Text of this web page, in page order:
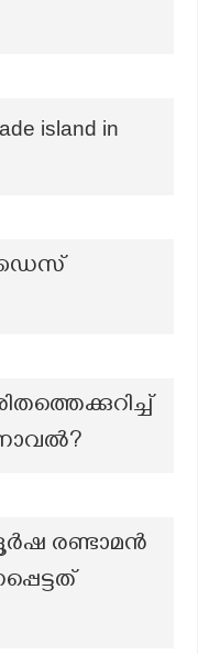
island in
നോവൽ?
രണ്ടാമൻ